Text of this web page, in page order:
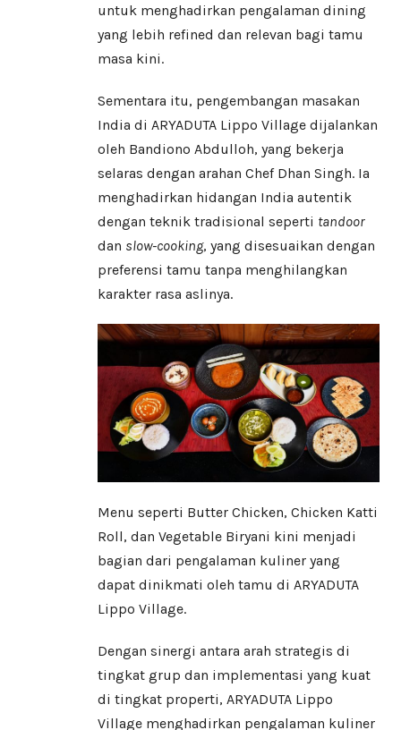
untuk menghadirkan pengalaman dining
yang lebih refined dan relevan bagi tamu
masa kini.
Sementara itu, pengembangan masakan
India di ARYADUTA Lippo Village dijalankan
oleh Bandiono Abdulloh, yang bekerja
selaras dengan arahan Chef Dhan Singh. Ia
menghadirkan hidangan India autentik
dengan teknik tradisional seperti tandoor
dan slow-cooking, yang disesuaikan dengan
preferensi tamu tanpa menghilangkan
karakter rasa aslinya.
Menu seperti Butter Chicken, Chicken Katti
Roll, dan Vegetable Biryani kini menjadi
bagian dari pengalaman kuliner yang
dapat dinikmati oleh tamu di ARYADUTA
Lippo Village.
Dengan sinergi antara arah strategis di
tingkat grup dan implementasi yang kuat
di tingkat properti, ARYADUTA Lippo
Village menghadirkan pengalaman kuliner